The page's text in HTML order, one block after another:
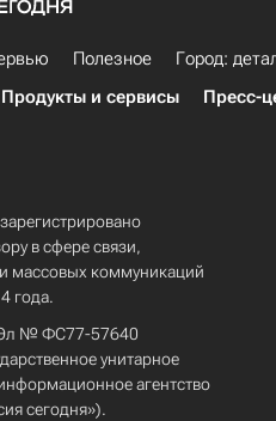
Полезное
Город:
Продукты и сервисы Пресс-
в сфере связи,
массовых коммуникаций
года.
Эл № ФС77-57640
унитарное
агентство
сегодня»).